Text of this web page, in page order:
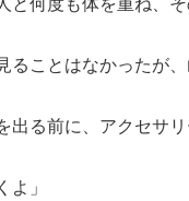
何度も体を重ね、そ
ことはなかったが、
る前に、アクセサリ
よ」